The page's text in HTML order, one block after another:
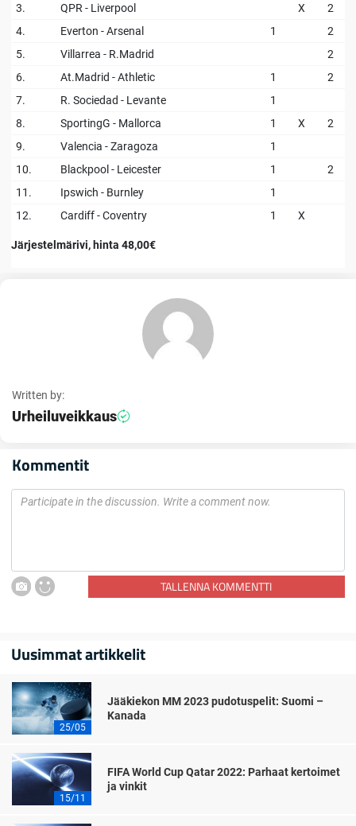
3.
QPR - Liverpool X
2
4.
Everton - Arsenal 1
2
5.
Villarrea - R.Madrid
2
6.
At.Madrid - Athletic 1
2
7.
R. Sociedad - Levante
1
8.
SportingG - Mallorca 1 X
2
9.
Valencia - Zaragoza
1
10.
Blackpool - Leicester 1
2
11.
Ipswich - Burnley
1
12.
Cardiff - Coventry 1 X
Järjestelmärivi, hinta 48,00€
Written by:
Urheiluveikkaus
Kommentit
TALLENNA KOMMENTTI
Uusimmat artikkelit
25/05
Jääkiekon MM 2023 pudotuspelit: Suomi –
Kanada
15/11
FIFA World Cup Qatar 2022: Parhaat kertoimet
ja vinkit